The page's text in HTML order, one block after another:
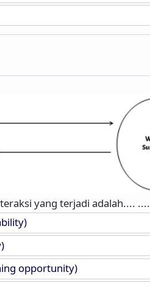
yang terjadi adalah.... ....
opportunity)